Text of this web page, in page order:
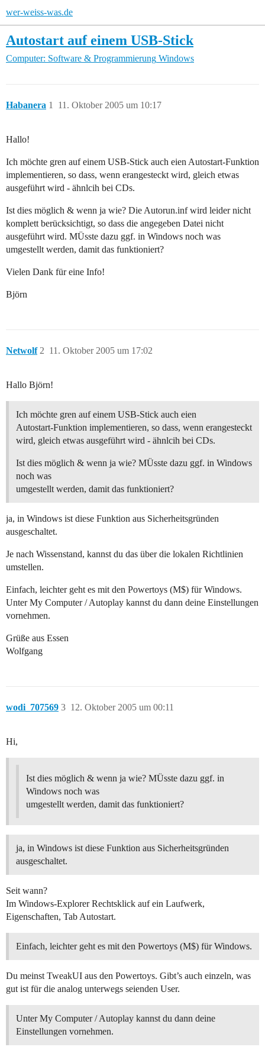
wer-weiss-was.de
Autostart auf einem USB-Stick
Computer: Software & Programmierung Windows
Habanera 11. Oktober 2005 um 10:17
1
Hallo!
Ich möchte gren auf einem USB-Stick auch eien Autostart-Funktion
implementieren, so dass, wenn erangesteckt wird, gleich etwas
ausgeführt wird - ähnlcih bei CDs.
Ist dies möglich & wenn ja wie? Die Autorun.inf wird leider nicht
komplett berücksichtigt, so dass die angegeben Datei nicht
ausgeführt wird. MÜsste dazu ggf. in Windows noch was
umgestellt werden, damit das funktioniert?
Vielen Dank für eine Info!
Björn
Netwolf 11. Oktober 2005 um 17:02
2
Hallo Björn!
Ich möchte gren auf einem USB-Stick auch eien
Autostart-Funktion implementieren, so dass, wenn erangesteckt
wird, gleich etwas ausgeführt wird - ähnlcih bei CDs.
Ist dies möglich & wenn ja wie? MÜsste dazu ggf. in Windows
noch was
umgestellt werden, damit das funktioniert?
ja, in Windows ist diese Funktion aus Sicherheitsgründen
ausgeschaltet.
Je nach Wissenstand, kannst du das über die lokalen Richtlinien
umstellen.
Einfach, leichter geht es mit den Powertoys (M$) für Windows.
Unter My Computer / Autoplay kannst du dann deine Einstellungen
vornehmen.
Grüße aus Essen
Wolfgang
wodi_707569 12. Oktober 2005 um 00:11
3
Hi,
Ist dies möglich & wenn ja wie? MÜsste dazu ggf. in
Windows noch was
umgestellt werden, damit das funktioniert?
ja, in Windows ist diese Funktion aus Sicherheitsgründen
ausgeschaltet.
Seit wann?
Im Windows-Explorer Rechtsklick auf ein Laufwerk,
Eigenschaften, Tab Autostart.
Einfach, leichter geht es mit den Powertoys (M$) für Windows.
Du meinst TweakUI aus den Powertoys. Gibt’s auch einzeln, was
gut ist für die analog unterwegs seienden User.
Unter My Computer / Autoplay kannst du dann deine
Einstellungen vornehmen.